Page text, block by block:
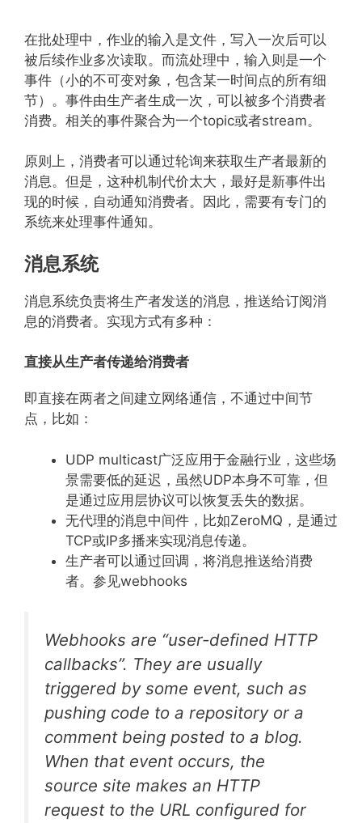
在批处理中，作业的输入是文件，写入一次后可以
被后续作业多次读取。而流处理中，输入则是一个
事件（小的不可变对象，包含某一时间点的所有细
节）。事件由生产者生成一次，可以被多个消费者
消费。相关的事件聚合为一个topic或者stream。
原则上，消费者可以通过轮询来获取生产者最新的
消息。但是，这种机制代价太大，最好是新事件出
现的时候，自动通知消费者。因此，需要有专门的
系统来处理事件通知。
消息系统
消息系统负责将生产者发送的消息，推送给订阅消
息的消费者。实现方式有多种：
直接从生产者传递给消费者
即直接在两者之间建立网络通信，不通过中间节
点，比如：
UDP multicast广泛应用于金融行业，这些场
景需要低的延迟，虽然UDP本身不可靠，但
是通过应用层协议可以恢复丢失的数据。
无代理的消息中间件，比如ZeroMQ，是通过
TCP或IP多播来实现消息传递。
生产者可以通过回调，将消息推送给消费
者。参见webhooks
Webhooks are “user-defined HTTP
callbacks”. They are usually
triggered by some event, such as
pushing code to a repository or a
comment being posted to a blog.
When that event occurs, the
source site makes an HTTP
request to the URL configured for